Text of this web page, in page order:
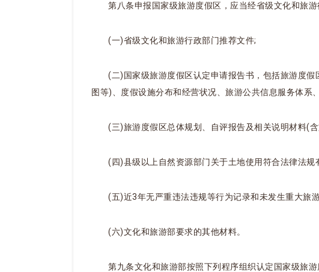
第八条申报国家级旅游度假区，应当经省级文化和旅
(一)省级文化和旅游行政部门推荐文件;
(二)国家级旅游度假区认定申请报告书，包括旅游度
图等)、度假设施分布和经营状况、旅游公共信息服务体系
(三)旅游度假区总体规划、自评报告及相关说明材料(
(四)县级以上自然资源部门关于土地使用符合法律法规
(五)近3年无严重违法违规等行为记录和未发生重大旅
(六)文化和旅游部要求的其他材料。
第九条文化和旅游部按照下列程序组织认定国家级旅游